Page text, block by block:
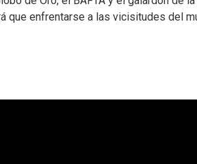
que enfrentarse a las vicisitudes del